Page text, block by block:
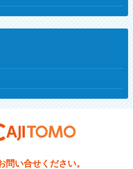
問い合せください。